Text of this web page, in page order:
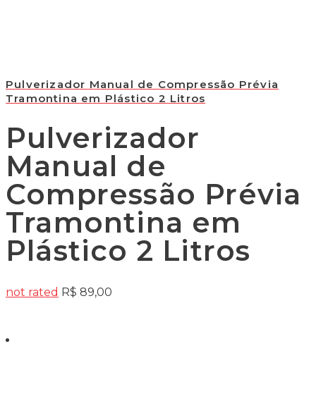
Pulverizador Manual de Compressão Prévia
Tramontina em Plástico 2 Litros
Pulverizador
Manual de
Compressão Prévia
Tramontina em
Plástico 2 Litros
not rated R$ 89,00